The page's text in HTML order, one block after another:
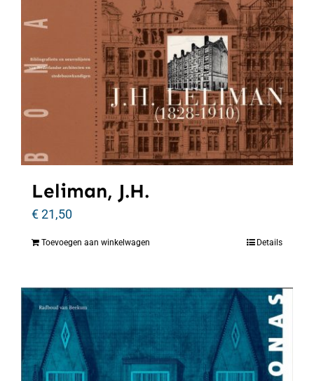
Leliman, J.H.
€21,50
Toevoegen aan winkelwagen Details